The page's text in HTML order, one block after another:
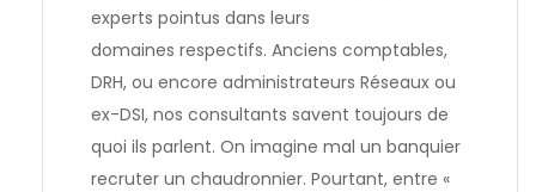
experts pointus dans leurs
domaines respectifs. Anciens comptables,
DRH, ou encore administrateurs Réseaux ou
ex-DSI, nos consultants savent toujours de
quoi ils parlent. On imagine mal un banquier
recruter un chaudronnier. Pourtant, entre «